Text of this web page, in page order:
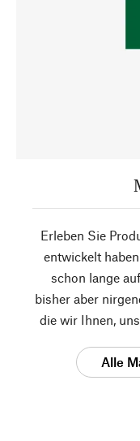
Erleben Sie
entwickelt
schon lange
bisher aber
die wir Ihnen,
Alle